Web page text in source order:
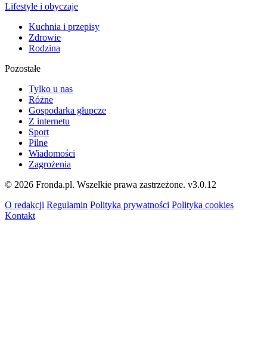
Lifestyle i obyczaje
Kuchnia i przepisy
Zdrowie
Rodzina
Pozostałe
Tylko u nas
Różne
Gospodarka głupcze
Z internetu
Sport
Pilne
Wiadomości
Zagrożenia
© 2026 Fronda.pl. Wszelkie prawa zastrzeżone. v3.0.12
O redakcji Regulamin Polityka prywatności Polityka cookies
Kontakt